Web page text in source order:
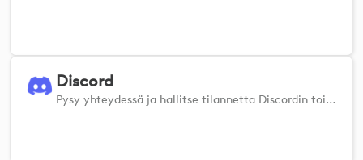
Discord
Pysy yhteydessä ja hallitse tilannetta Discordin toimintojen nopean käytön avulla